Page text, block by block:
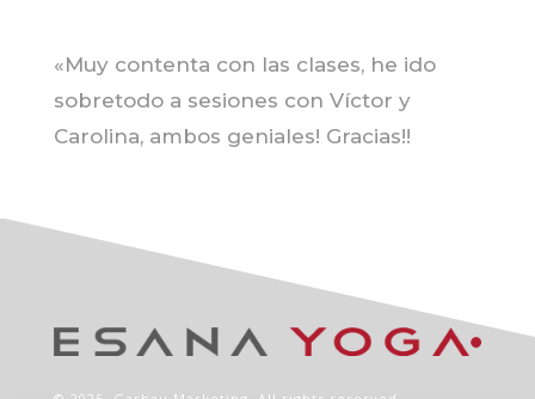
«Muy contenta con las clases, he ido
sobretodo a sesiones con Víctor y
Carolina, ambos geniales! Gracias!!